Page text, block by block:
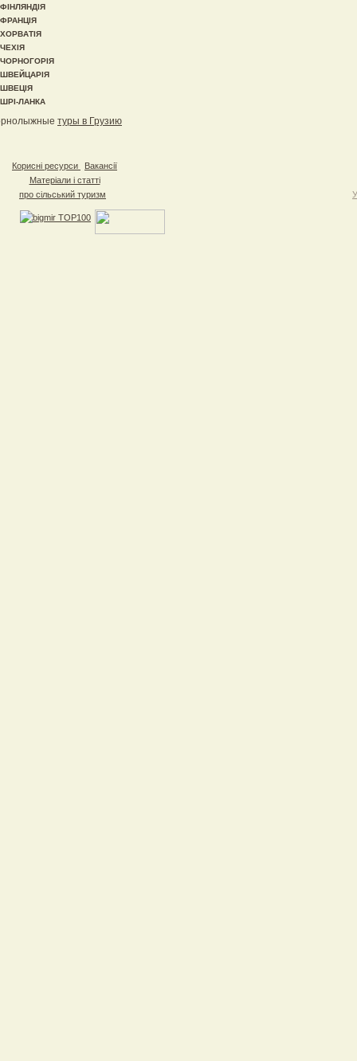
ФІНЛЯНДІЯ
ФРАНЦІЯ
ХОРВАТІЯ
ЧЕХІЯ
ЧОРНОГОРІЯ
ШВЕЙЦАРІЯ
ШВЕЦІЯ
ШРІ-ЛАНКА
туры в Грузию
Корисні ресурси
Вакансії
Матеріали і статті
про сільський туризм